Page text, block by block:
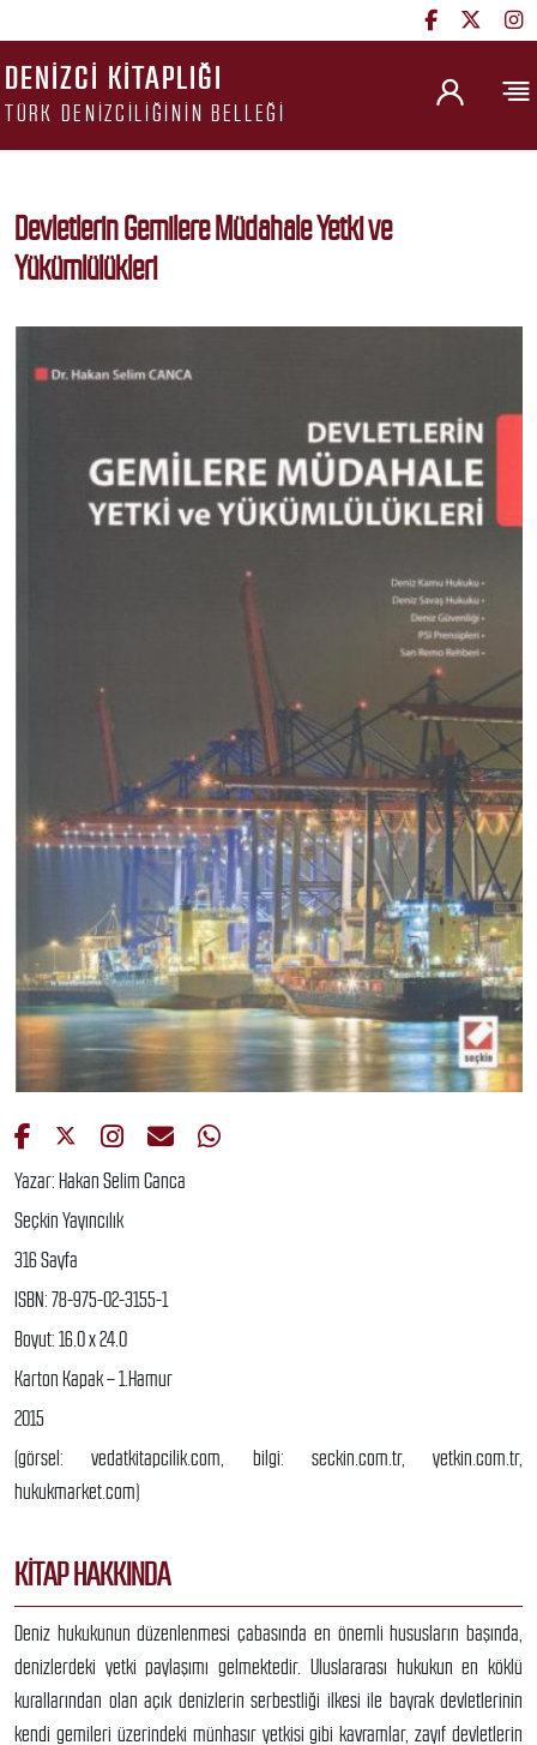
DENIZCI KITAPLIĞI
TÜRK DENIZCILIĞININ BELLEĞI
Devletlerin Gemilere Müdahale Yetki ve
Yükümlülükleri
Yazar: Hakan Selim Canca
Seçkin Yayıncılık
316 Sayfa
ISBN: 78-975-02-3155-1
Boyut: 16.0 x 24.0
Karton Kapak – 1.Hamur
2015
(görsel: vedatkitapcilik.com, bilgi: seckin.com.tr, yetkin.com.tr,
hukukmarket.com)
KITAP HAKKINDA
Deniz hukukunun düzenlenmesi çabasında en önemli hususların başında,
denizlerdeki yetki paylaşımı gelmektedir. Uluslararası hukukun en köklü
kurallarından olan açık denizlerin serbestliği ilkesi ile bayrak devletlerinin
kendi gemileri üzerindeki münhasır yetkisi gibi kavramlar, zayıf devletlerin